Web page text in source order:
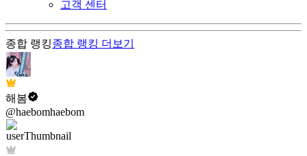
고객 센터
종합 랭킹종합 랭킹 더보기
해봄
@haebomhaebom